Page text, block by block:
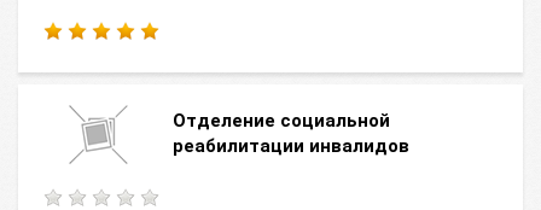
Отделение социальной
реабилитации инвалидов